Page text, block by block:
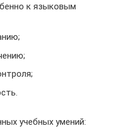
к языковым
учебных умений: